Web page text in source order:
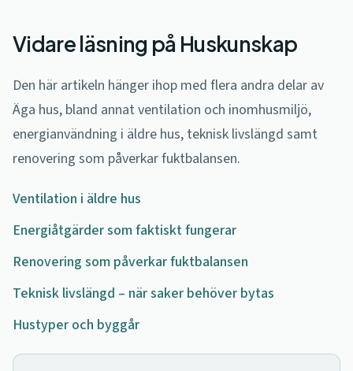
Vidare läsning på Huskunskap
Den här artikeln hänger ihop med flera andra delar av
Äga hus, bland annat ventilation och inomhusmiljö,
energianvändning i äldre hus, teknisk livslängd samt
renovering som påverkar fuktbalansen.
Ventilation i äldre hus
Energiåtgärder som faktiskt fungerar
Renovering som påverkar fuktbalansen
Teknisk livslängd – när saker behöver bytas
Hustyper och byggår